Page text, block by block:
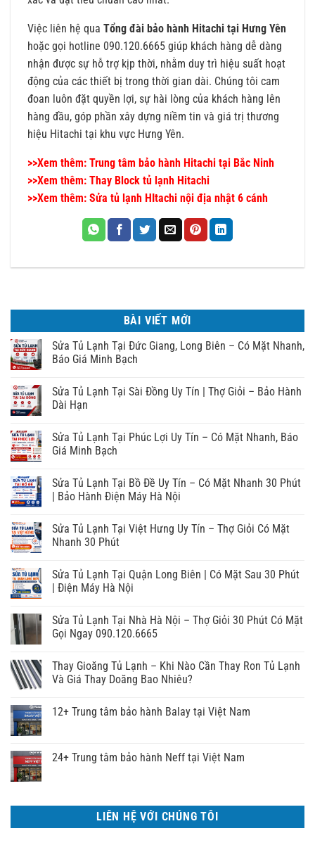
Việc liên hệ qua Tổng đài bảo hành Hitachi tại Hưng Yên
hoặc gọi hotline 090.120.6665 giúp khách hàng dễ dàng
nhận được sự hỗ trợ kịp thời, nhằm duy trì hiệu suất hoạt
động của các thiết bị trong thời gian dài. Chúng tôi cam
đoan luôn đặt quyền lợi, sự hài lòng của khách hàng lên
hàng đầu, góp phần xây dựng niềm tin và giá trị thương
hiệu Hitachi tại khu vực Hưng Yên.
>>Xem thêm: Trung tâm bảo hành Hitachi tại Bắc Ninh
>>Xem thêm: Thay Block tủ lạnh Hitachi
>>Xem thêm: Sửa tủ lạnh HItachi nội địa nhật 6 cánh
BÀI VIẾT MỚI
Sửa Tủ Lạnh Tại Đức Giang, Long Biên – Có Mặt Nhanh,
Báo Giá Minh Bạch
Sửa Tủ Lạnh Tại Sài Đồng Uy Tín | Thợ Giỏi – Bảo Hành
Dài Hạn
Sửa Tủ Lạnh Tại Phúc Lợi Uy Tín – Có Mặt Nhanh, Báo
Giá Minh Bạch
Sửa Tủ Lạnh Tại Bồ Đề Uy Tín – Có Mặt Nhanh 30 Phút
| Bảo Hành Điện Máy Hà Nội
Sửa Tủ Lạnh Tại Việt Hưng Uy Tín – Thợ Giỏi Có Mặt
Nhanh 30 Phút
Sửa Tủ Lạnh Tại Quận Long Biên | Có Mặt Sau 30 Phút
| Điện Máy Hà Nội
Sửa Tủ Lạnh Tại Nhà Hà Nội – Thợ Giỏi 30 Phút Có Mặt
Gọi Ngay 090.120.6665
Thay Gioăng Tủ Lạnh – Khi Nào Cần Thay Ron Tủ Lạnh
Và Giá Thay Doăng Bao Nhiêu?
12+ Trung tâm bảo hành Balay tại Việt Nam
24+ Trung tâm bảo hành Neff tại Việt Nam
LIÊN HỆ VỚI CHÚNG TÔI